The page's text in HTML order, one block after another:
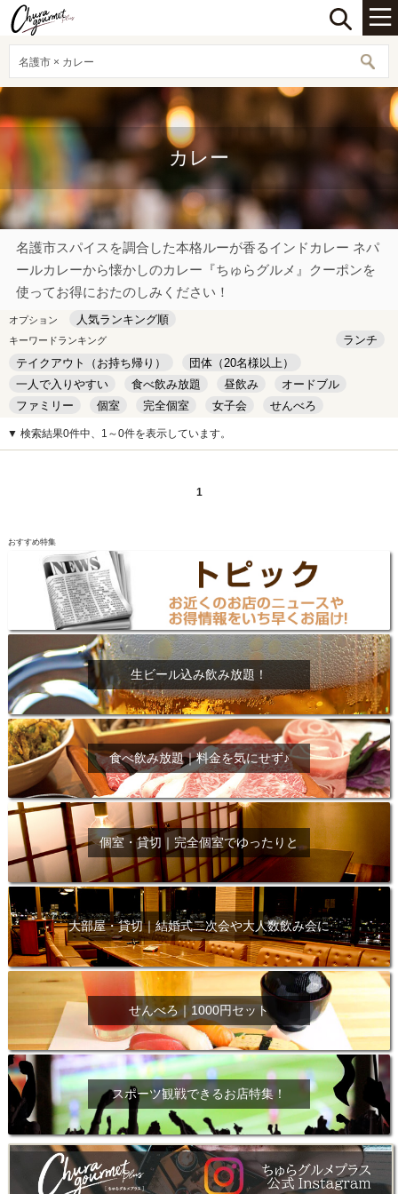
名護市 × カレー
カレー
名護市スパイスを調合した本格ルーが香るインドカレー ネパ
ールカレーから懐かしのカレー『ちゅらグルメ』クーポンを
使ってお得におたのしみください！
オプション 人気ランキング順
キーワードランキング
ランチ
テイクアウト（お持ち帰り）
団体（20名様以上）
一人で入りやすい
食べ飲み放題 昼飲み
オードブル
ファミリー
個室 完全個室 女子会
せんべろ
キッズルーム
安い デート
▼ 検索結果0件中、1～0件を表示しています。
1
おすすめ特集
生ビール込み飲み放題！
食べ飲み放題｜料金を気にせず♪
個室・貸切｜完全個室でゆったりと
大部屋・貸切｜結婚式二次会や大人数飲み会に
せんべろ｜1000円セット
スポーツ観戦できるお店特集！